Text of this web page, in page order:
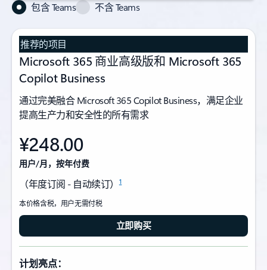
包含 Teams 不含 Teams
推荐的项目
Microsoft 365 商业高级版和 Microsoft 365
Copilot Business
通过完美融合 Microsoft 365 Copilot Business，满足企业
提高生产力和安全性的所有需求
¥248.00
用户/月，按年付费
（年度订阅 - 自动续订）1
本价格含税，用户无需付税
立即购买
计划亮点：